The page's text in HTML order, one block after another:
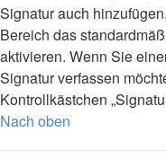
Signatur auch
Bereich das
aktivieren. Wenn Sie
Signatur verfassen
Kontrollkästchen
Nach oben